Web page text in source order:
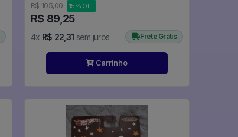
R$ 105,00 15% OFF
R$ 89,25
4x R$ 22,31 sem juros Frete Grátis
Carrinho